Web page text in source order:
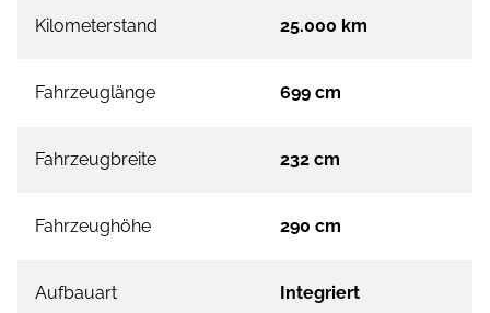
Kilometerstand 25.000 km
Fahrzeuglänge 699 cm
Fahrzeugbreite 232 cm
Fahrzeughöhe 290 cm
Aufbauart Integriert